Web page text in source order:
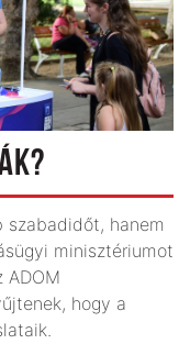
hanem
minisztériumot
ADOM
hogy a